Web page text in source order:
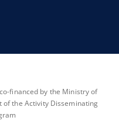
financed by the Ministry of
of the Activity Disseminating